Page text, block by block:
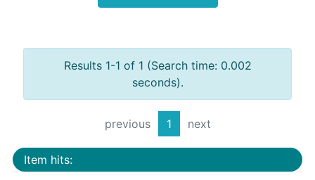
Results 1-1 of 1 (Search time: 0.002
seconds).
previous 1 next
Item hits: